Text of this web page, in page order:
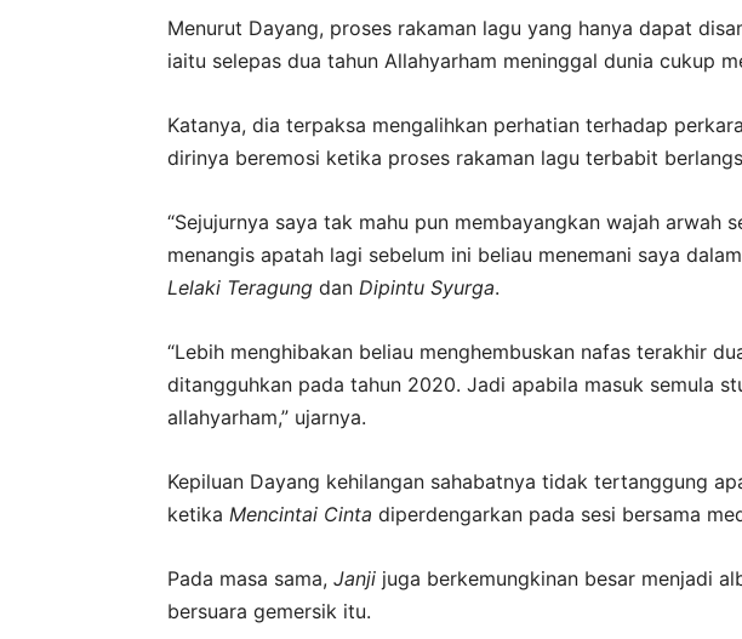
Menurut Dayang, proses rakaman lagu yang hanya dapat
iaitu selepas dua tahun Allahyarham meninggal dunia cukup
Katanya, dia terpaksa mengalihkan perhatian terhadap
dirinya beremosi ketika proses rakaman lagu terbabit
“Sejujurnya saya tak mahu pun membayangkan wajah arwah
menangis apatah lagi sebelum ini beliau menemani saya
Lelaki Teragung dan Dipintu Syurga.
“Lebih menghibakan beliau menghembuskan nafas terakhir
ditangguhkan pada tahun 2020. Jadi apabila masuk semula
allahyarham,” ujarnya.
Kepiluan Dayang kehilangan sahabatnya tidak tertanggung
ketika Mencintai Cinta diperdengarkan pada sesi bersama
Pada masa sama, Janji juga berkemungkinan besar menjadi
bersuara gemersik itu.